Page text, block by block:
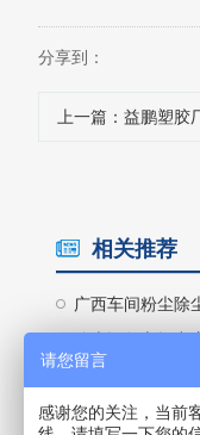
分享到：
上一篇 ：益鹏塑胶
相关推荐
广西车间粉尘除
除尘设备市场
强台风“天兔”
通风管道的不同
请您留言
感谢您的关注，当前